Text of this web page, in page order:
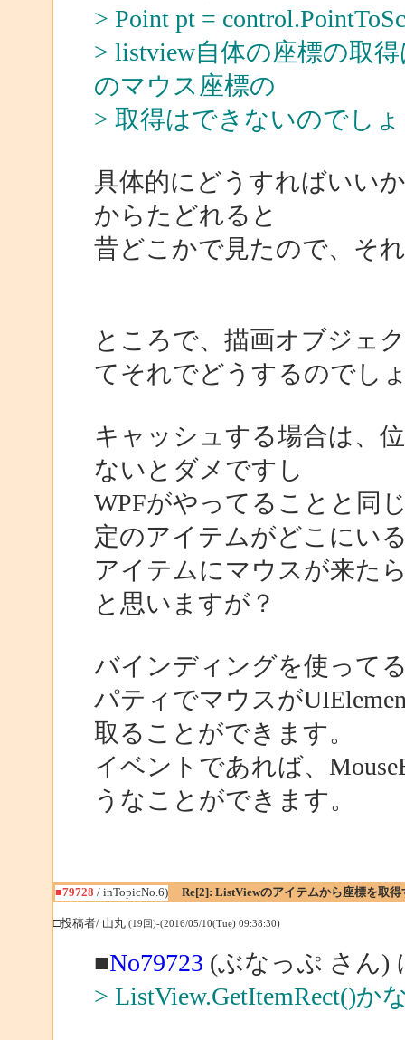
> Point pt =
> listview自体の座標の取
のマウス座標の
> 取得はできないのでし
具体的にどうすればいい
からたどれると
昔どこかで見たので、そ
ところで、描画オブジェ
てそれでどうするのでし
キャッシュする場合は、
ないとダメですし
WPFがやってることと同
定のアイテムがどこにい
アイテムにマウスが来た
と思いますが？
バインディングを使って
パティでマウスが
取ることができます。
イベントであれば、
うなことができます。
■79728 / inTopicNo.6) Re[2]: ListViewのアイテムから座標を取得
□投稿者/ 山丸 (19回)-(2016/05/10(Tue) 09:38:30)
■No79723 (ぶなっぷ さん)
> ListView.GetItemRect()か